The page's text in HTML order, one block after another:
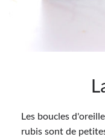
Les boucles
rubis sont de